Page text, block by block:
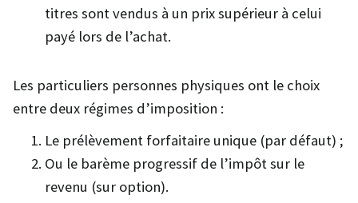
titres sont vendus à un prix supérieur à celui
payé lors de l’achat.
Les particuliers personnes physiques ont le choix
entre deux régimes d’imposition :
Le prélèvement forfaitaire unique (par défaut) ;
Ou le barème progressif de l’impôt sur le
revenu (sur option).